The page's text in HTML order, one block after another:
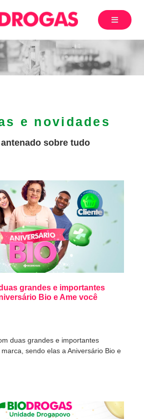
e novidades
sobre tudo
grandes e importantes
Bio e Ame você
duas grandes e importantes
sendo elas a Aniversário Bio e